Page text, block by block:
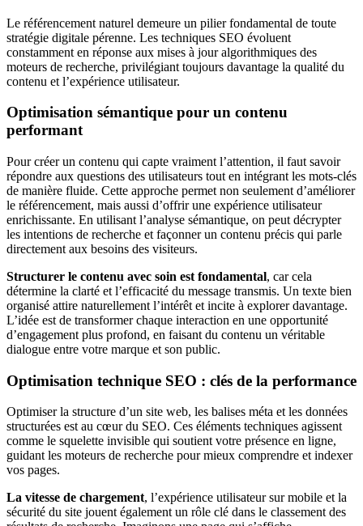
Le référencement naturel demeure un pilier fondamental de toute
stratégie digitale pérenne. Les techniques SEO évoluent
constamment en réponse aux mises à jour algorithmiques des
moteurs de recherche, privilégiant toujours davantage la qualité du
contenu et l’expérience utilisateur.
Optimisation sémantique pour un contenu
performant
Pour créer un contenu qui capte vraiment l’attention, il faut savoir
répondre aux questions des utilisateurs tout en intégrant les mots-clés
de manière fluide. Cette approche permet non seulement d’améliorer
le référencement, mais aussi d’offrir une expérience utilisateur
enrichissante. En utilisant l’analyse sémantique, on peut décrypter
les intentions de recherche et façonner un contenu précis qui parle
directement aux besoins des visiteurs.
Structurer le contenu avec soin est fondamental, car cela
détermine la clarté et l’efficacité du message transmis. Un texte bien
organisé attire naturellement l’intérêt et incite à explorer davantage.
L’idée est de transformer chaque interaction en une opportunité
d’engagement plus profond, en faisant du contenu un véritable
dialogue entre votre marque et son public.
Optimisation technique SEO : clés de la performance
Optimiser la structure d’un site web, les balises méta et les données
structurées est au cœur du SEO. Ces éléments techniques agissent
comme le squelette invisible qui soutient votre présence en ligne,
guidant les moteurs de recherche pour mieux comprendre et indexer
vos pages.
La vitesse de chargement, l’expérience utilisateur sur mobile et la
sécurité du site jouent également un rôle clé dans le classement des